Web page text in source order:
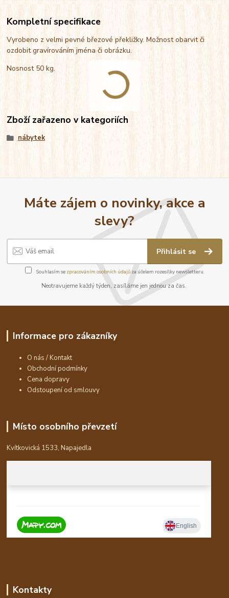
Kompletní specifikace
Vyrobeno z velmi pevné březové překližky. Možnost obarvit či
ozdobit gravírováním jména či obrázku.
Nosnost 50 kg.
Zboží zařazeno v kategoriích
nábytek
Máte zájem o novinky, akce a
slevy?
Přihlásit se
Souhlasím se zpracováním osobních údajůza účelem rozesílky newsletteru.
Neotravujeme každý týden, zasíláme jen jednou za čas.
Informace pro zákazníky
O nás / Kontakt
Obchodní podmínky
Cena dopravy
Odstoupení od smlouvy
Místo osobního převzetí
Kvítkovická 1533, Napajedla
Kontakty